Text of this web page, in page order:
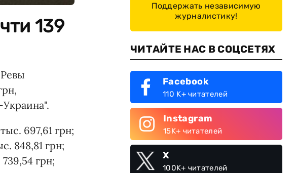
139
697,61 грн;
848,81 грн;
грн;
Поддержать независимую
журналистику!
ЧИТАЙТЕ НАС В СОЦСЕТЯХ
Facebook
110 K+ читателей
Instagram
15K+ читателей
X
100K+ читателей